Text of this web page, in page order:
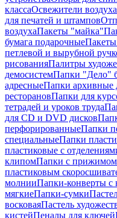
классаОсвежители воздуха
для печатей и штампов
воздухаПакеты "майка"
бумага подарочные
петлевой и вырубной
рисованияПалитры
демосистемПапки "Дело"
адресныеПапки архивные
ресторановПапки для
тетрадей и уроков труда
для CD и DVD дисков
перфорированныеПапки
специальныеПапки
пластиковые с
клипомПапки с прижимом
пластиковым
молнииПапки-конверты с
мягкиеПапки-сумки
восковаяПастель
кистейПеналы для ключей